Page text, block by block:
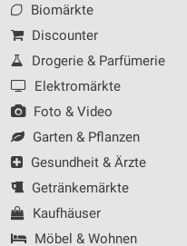
Biomärkte
Discounter
Drogerie & Parfümerie
Elektromärkte
Foto & Video
Garten & Pflanzen
Gesundheit & Ärzte
Getränkemärkte
Kaufhäuser
Möbel & Wohnen